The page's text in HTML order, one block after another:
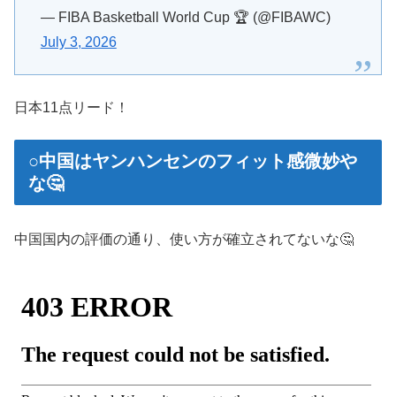
— FIBA Basketball World Cup 🏆 (@FIBAWC)
July 3, 2026
日本11点リード！
○中国はヤンハンセンのフィット感微妙や
な🤔
中国国内の評価の通り、使い方が確立されてないな🤔